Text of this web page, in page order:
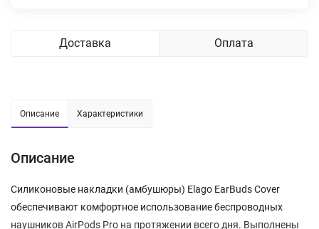
Доставка Оплата
Описание Характеристики
Описание
Силиконовые накладки (амбушюры) Elago EarBuds Cover
обеспечивают комфортное использование беспроводных
наушников AirPods Pro на протяжении всего дня. Выполнены